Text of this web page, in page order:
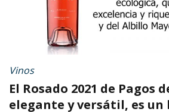
Vinos
El Rosado 2021 de Pagos
elegante y versátil, es un